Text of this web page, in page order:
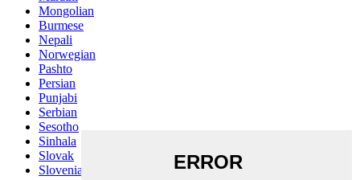
Mongolian
Burmese
Nepali
Norwegian
Pashto
Persian
Punjabi
Serbian
Sesotho
Sinhala
Slovak
Slovenian